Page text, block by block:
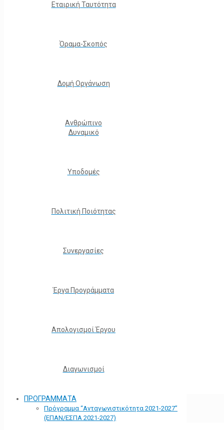
Εταιρική Ταυτότητα
Όραμα-Σκοπός
Δομή Οργάνωση
Ανθρώπινο
Δυναμικό
Υποδομές
Πολιτική Ποιότητας
Συνεργασίες
Έργα Προγράμματα
Απολογισμοί Έργου
Διαγωνισμοί
ΠΡΟΓΡΑΜΜΑΤΑ
Πρόγραμμα “Ανταγωνιστικότητα 2021-2027”
(ΕΠΑΝ/ΕΣΠΑ 2021-2027)